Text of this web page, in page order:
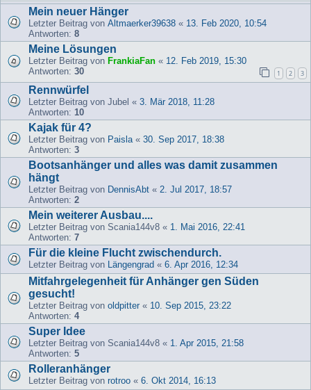
Mein neuer Hänger
Letzter Beitrag von Altmaerker39638 « 13. Feb 2020, 10:54
Antworten: 8
Meine Lösungen
Letzter Beitrag von FrankiaFan « 12. Feb 2019, 15:30
Antworten: 30 1 2 3
Rennwürfel
Letzter Beitrag von Jubel « 3. Mär 2018, 11:28
Antworten: 10
Kajak für 4?
Letzter Beitrag von Paisla « 30. Sep 2017, 18:38
Antworten: 3
Bootsanhänger und alles was damit zusammen
hängt
Letzter Beitrag von DennisAbt « 2. Jul 2017, 18:57
Antworten: 2
Mein weiterer Ausbau....
Letzter Beitrag von Scania144v8 « 1. Mai 2016, 22:41
Antworten: 7
Für die kleine Flucht zwischendurch.
Letzter Beitrag von Längengrad « 6. Apr 2016, 12:34
Mitfahrgelegenheit für Anhänger gen Süden
gesucht!
Letzter Beitrag von oldpitter « 10. Sep 2015, 23:22
Antworten: 4
Super Idee
Letzter Beitrag von Scania144v8 « 1. Apr 2015, 21:58
Antworten: 5
Rolleranhänger
Letzter Beitrag von rotroo « 6. Okt 2014, 16:13